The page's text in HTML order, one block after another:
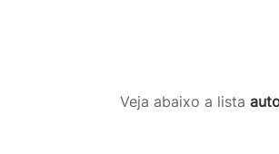
Veja abaixo a lista